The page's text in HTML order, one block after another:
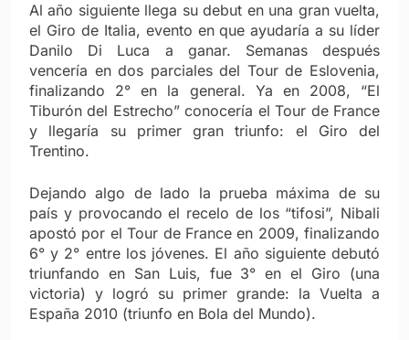
Al año siguiente llega su debut en una gran vuelta,
el Giro de Italia, evento en que ayudaría a su líder
Danilo Di Luca a ganar. Semanas después
vencería en dos parciales del Tour de Eslovenia,
finalizando 2° en la general. Ya en 2008, “El
Tiburón del Estrecho” conocería el Tour de France
y llegaría su primer gran triunfo: el Giro del
Trentino.
Dejando algo de lado la prueba máxima de su
país y provocando el recelo de los “tifosi”, Nibali
apostó por el Tour de France en 2009, finalizando
6° y 2° entre los jóvenes. El año siguiente debutó
triunfando en San Luis, fue 3° en el Giro (una
victoria) y logró su primer grande: la Vuelta a
España 2010 (triunfo en Bola del Mundo).